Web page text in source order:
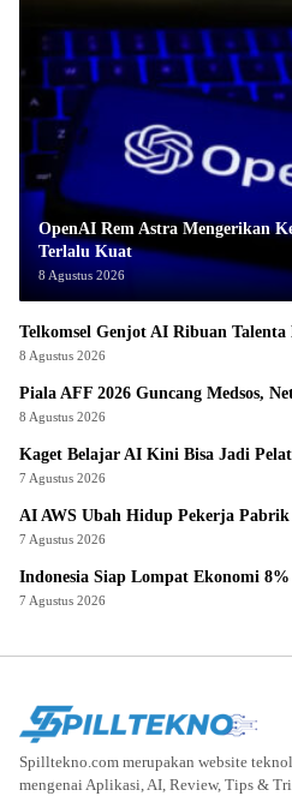
OpenAI Rem Astra Mengerikan
Terlalu Kuat
8 Agustus 2026
Telkomsel Genjot AI Ribuan
8 Agustus 2026
Piala AFF 2026 Guncang Medsos,
8 Agustus 2026
Kaget Belajar AI Kini Bisa Jadi
7 Agustus 2026
AI AWS Ubah Hidup Pekerja
7 Agustus 2026
Indonesia Siap Lompat Ekonomi
7 Agustus 2026
Spilltekno.com merupakan website
mengenai Aplikasi, AI, Review, Tips &